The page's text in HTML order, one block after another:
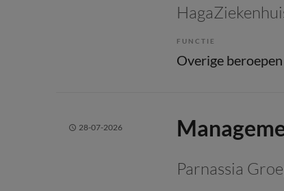
FUNCTIE
28-07-2026
Parnassia